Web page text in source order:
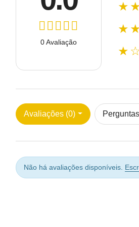
0 Avaliação
Avaliações (0)
Não há avaliações disponíveis.